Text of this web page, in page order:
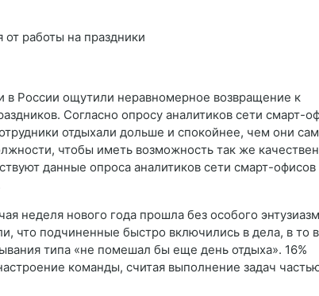
работы на праздники
в России ощутили неравномерное возвращение к
Согласно опросу аналитиков сети смарт-
отдыхали дольше и спокойнее, чем они
чтобы иметь возможность так же
данные опроса аналитиков сети смарт-офисов
неделя нового года прошла без особого
что подчиненные быстро включились в дела, в то
типа «не помешал бы еще день отдыха». 16%
команды, считая выполнение задач